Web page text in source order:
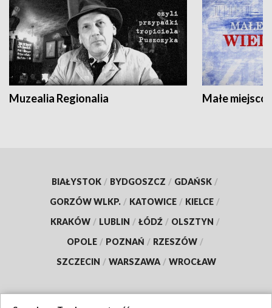
Muzealia Regionalia Małe
BIAŁYSTOK / BYDGOSZCZ / GDAŃSK /
GORZÓW WLKP. / KATOWICE / KIELCE /
KRAKÓW / LUBLIN / ŁÓDŹ / OLSZTYN /
OPOLE / POZNAŃ / RZESZÓW /
SZCZECIN / WARSZAWA / WROCŁAW